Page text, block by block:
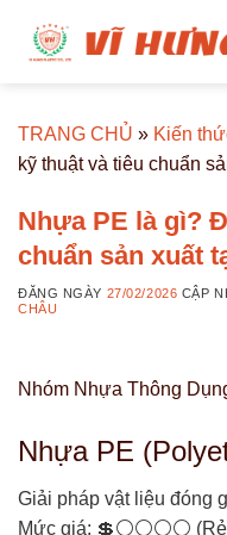
TRANG CHỦ » Kiến
kỹ thuật và tiêu chuẩn
Nhựa PE là gì?
chuẩn sản xuất
ĐĂNG NGÀY 27/02/2026 CẬP
CHÂU
Nhóm Nhựa Thông
Nhựa PE
Giải pháp vật liệu đóng
Mức giá: 💲⚪⚪⚪⚪